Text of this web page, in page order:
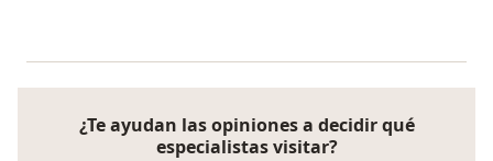
¿Te ayudan las opiniones a decidir qué
especialistas visitar?